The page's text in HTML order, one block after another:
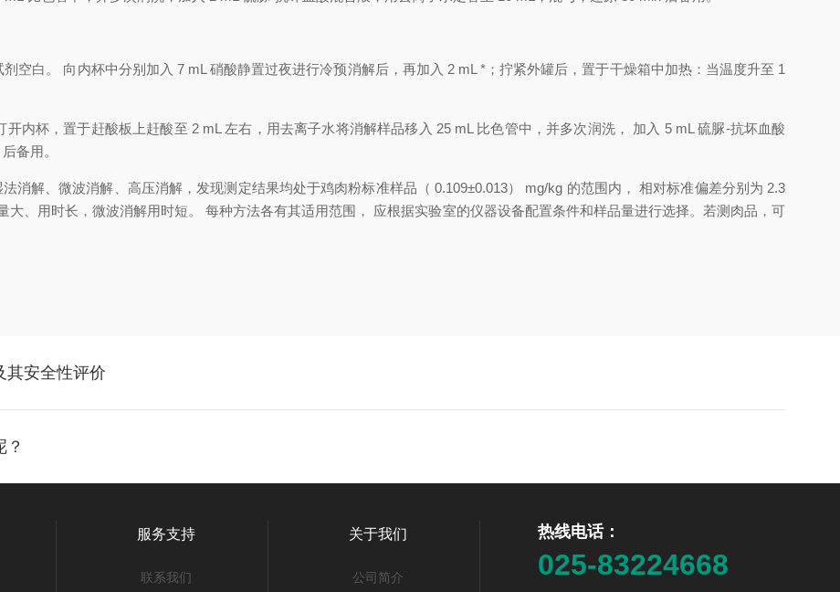
剂空白 。 向内杯中分别加入 7 mL硝酸静置过夜进行冷预消解后， 再加入 2 mL* ；拧紧外罐后 ，置于干燥箱中加热： 当温度升至 1
开内杯 ，置于赶酸板上赶酸至 2 mL 左右 ， 用去离子水将消解样品移入 25 mL 比色管中 ，并多次润洗， 加入 5 mL硫脲-抗坏血酸
后备用 。
法消解 、微波消解 高压消解 ， 发现测定结果均处于鸡肉粉标准样品 （ 0.109±0.013） mg/kg 的范围内 ，相对标准偏差分别为 2.3
大 用时长 ， 微波消解用时短。 每种方法各有其适用范围 ， 应根据实验室的仪器设备配置条件和样品量进行选择。 若测肉品 ，可
其安全性评价
热线电话：
025-83224668
服务支持
联系我们
关于我们
公司简介